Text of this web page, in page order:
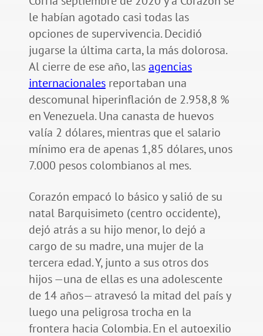
le habían agotado casi todas las
opciones de supervivencia. Decidió
jugarse la última carta, la más dolorosa.
Al cierre de ese año, lasagencias
internacionalesreportaban una
descomunal hiperinflación de 2.958,8 %
en Venezuela. Una canasta de huevos
valía 2 dólares, mientras que el salario
mínimo era de apenas 1,85 dólares, unos
7.000 pesos colombianos al mes.
Corazón empacó lo básico y salió de su
natal Barquisimeto (centro occidente),
dejó atrás a su hijo menor, lo dejó a
cargo de su madre, una mujer de la
tercera edad. Y, junto a sus otros dos
hijos —una de ellas es una adolescente
de 14 años— atravesó la mitad del país y
luego una peligrosa trocha en la
frontera hacia Colombia. En el autoexilio